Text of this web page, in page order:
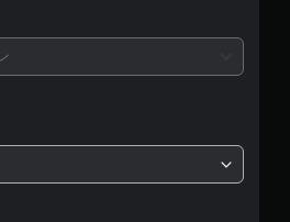
段
階